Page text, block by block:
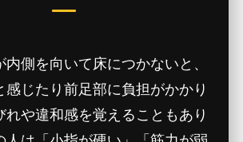
側を向いて床につかないと、
感じたり前足部に負担がかかり
れや違和感を覚えることもあり